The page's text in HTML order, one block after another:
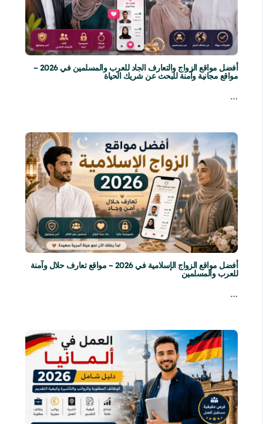
أفضل مواقع الزواج والتعارف الجاد للعرب والمسلمين في 2026 –
مواقع مجانية وآمنة للبحث عن شريك الحياة
…
أفضل مواقع الزواج الإسلامية في 2026 – مواقع تعارف حلال وآمنة
للعرب والمسلمين
…